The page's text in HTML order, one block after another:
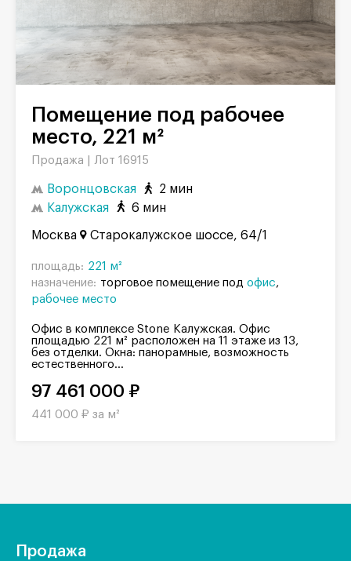
Помещение под рабочее
место, 221 м²
Продажа | Лот 16915
Воронцовская
2 мин
Калужская
6 мин
Москва Старокалужское шоссе, 64/1
площадь: 221 м²
назначение: торговое помещение под офис
рабочее место
Офис в комплексе Stone Калужская. Офис
площадью 221 м² расположен на 11 этаже из 13,
без отделки. Окна: панорамные, возможность
естественного...
97 461 000 ₽
441 000 ₽ за м²
Продажа